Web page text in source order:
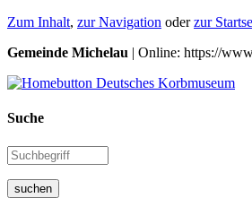
Zum Inhalt, zur Navigation oderzur
Gemeinde Michelau | Online: https://
Suche
suchen